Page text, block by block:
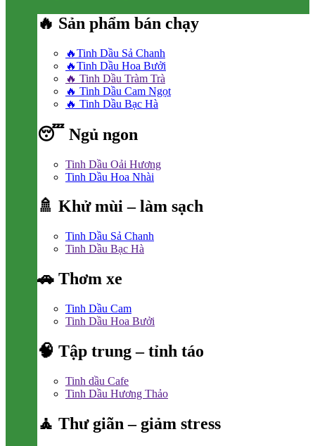
🔥 Sản phẩm bán chạy
🔥Tinh Dầu Sả Chanh
🔥Tinh Dầu Hoa Bưởi
🔥 Tinh Dầu Tràm Trà
🔥 Tinh Dầu Cam Ngọt
🔥 Tinh Dầu Bạc Hà
😴 Ngủ ngon
Tinh Dầu Oải Hương
Tinh Dầu Hoa Nhài
🚿 Khử mùi – làm sạch
Tinh Dầu Sả Chanh
Tinh Dầu Bạc Hà
🚗 Thơm xe
Tinh Dầu Cam
Tinh Dầu Hoa Bưởi
🧠 Tập trung – tỉnh táo
Tinh dầu Cafe
Tinh Dầu Hương Thảo
🧘 Thư giãn – giảm stress